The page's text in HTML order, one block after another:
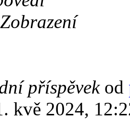
Zobrazení
příspěvek od
kvě 2024,